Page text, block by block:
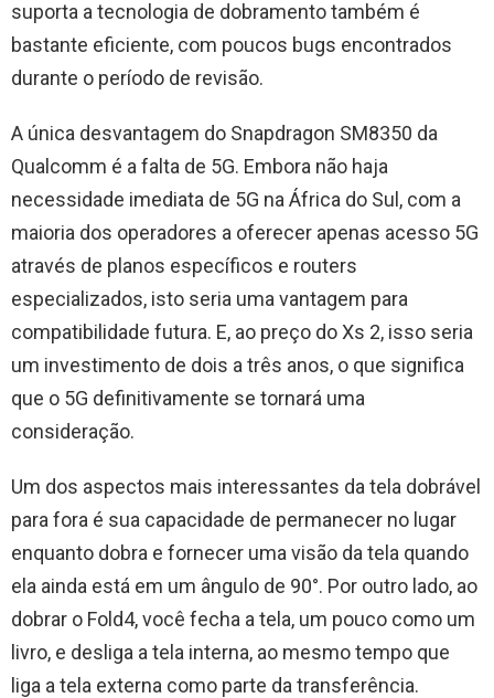
suporta a tecnologia de dobramento também é
bastante eficiente, com poucos bugs encontrados
durante o período de revisão.
A única desvantagem do Snapdragon SM8350 da
Qualcomm é a falta de 5G. Embora não haja
necessidade imediata de 5G na África do Sul, com a
maioria dos operadores a oferecer apenas acesso 5G
através de planos específicos e routers
especializados, isto seria uma vantagem para
compatibilidade futura. E, ao preço do Xs 2, isso seria
um investimento de dois a três anos, o que significa
que o 5G definitivamente se tornará uma
consideração.
Um dos aspectos mais interessantes da tela dobrável
para fora é sua capacidade de permanecer no lugar
enquanto dobra e fornecer uma visão da tela quando
ela ainda está em um ângulo de 90°. Por outro lado, ao
dobrar o Fold4, você fecha a tela, um pouco como um
livro, e desliga a tela interna, ao mesmo tempo que
liga a tela externa como parte da transferência.